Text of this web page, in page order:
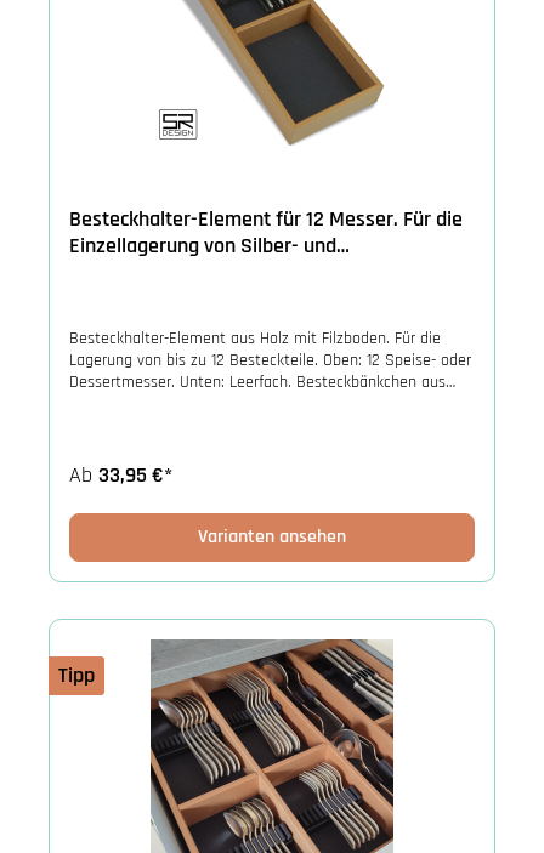
Besteckhalter-Element für 12 Messer. Für die
Einzellagerung von Silber- und
Besteckhalter-Element aus Holz mit Filzboden. Für die
Lagerung von bis zu 12 Besteckteile. Oben: 12 Speise- oder
Dessertmesser. Unten: Leerfach. Besteckbänkchen aus
Ab 33,95 €*
Varianten ansehen
Tipp